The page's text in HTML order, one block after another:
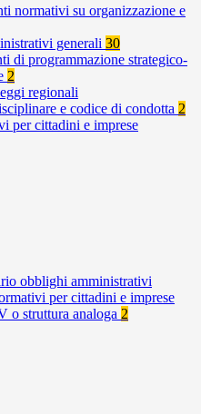
normativi su organizzazione e
generali 30
di programmazione strategico-
2
regionali
e codice di condotta 2
per cittadini e imprese
obblighi amministrativi
per cittadini e imprese
o struttura analoga 2